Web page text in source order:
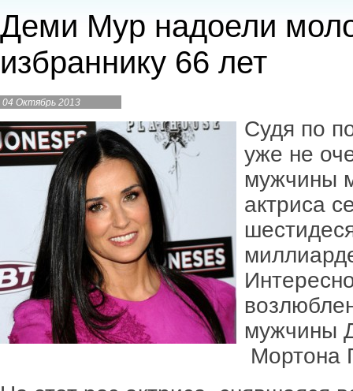
Деми Мур надоели
избраннику 66 лет
04 Октябрь 2013
Судя по
уже не
мужчины
актриса
мужчины
Мортона